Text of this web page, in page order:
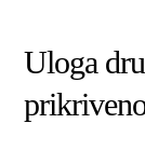
Uloga